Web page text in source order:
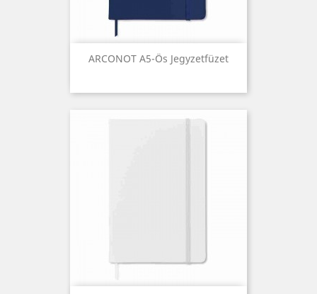
ARCONOT A5-Ös Jegyzetfüzet